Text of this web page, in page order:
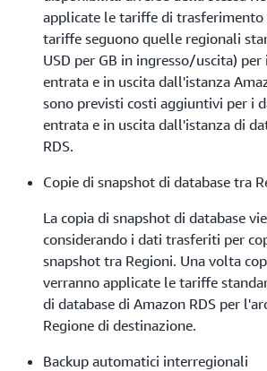
applicate le tariffe di trasferimento
tariffe seguono quelle regionali
USD per GB in ingresso/uscita)
entrata e in uscita dall'istanza
sono previsti costi aggiuntivi per i
entrata e in uscita dall'istanza di
RDS.
Copie di snapshot di database tra
La copia di snapshot di database
considerando i dati trasferiti per
snapshot tra Regioni. Una volta
verranno applicate le tariffe
di database di Amazon RDS per
Regione di destinazione.
Backup automatici interregionali